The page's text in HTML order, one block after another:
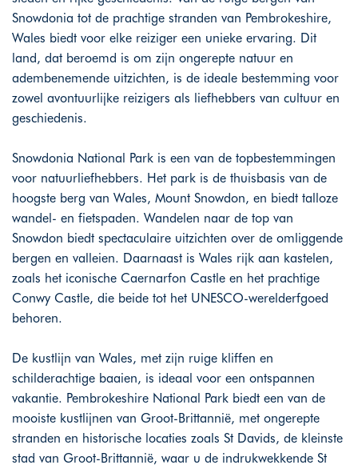
Snowdonia tot de prachtige stranden van Pembrokeshire,
Wales biedt voor elke reiziger een unieke ervaring. Dit
land, dat beroemd is om zijn ongerepte natuur en
adembenemende uitzichten, is de ideale bestemming voor
zowel avontuurlijke reizigers als liefhebbers van cultuur en
geschiedenis.
Snowdonia National Park is een van de topbestemmingen
voor natuurliefhebbers. Het park is de thuisbasis van de
hoogste berg van Wales, Mount Snowdon, en biedt talloze
wandel- en fietspaden. Wandelen naar de top van
Snowdon biedt spectaculaire uitzichten over de omliggende
bergen en valleien. Daarnaast is Wales rijk aan kastelen,
zoals het iconische Caernarfon Castle en het prachtige
Conwy Castle, die beide tot het UNESCO-werelderfgoed
behoren.
De kustlijn van Wales, met zijn ruige kliffen en
schilderachtige baaien, is ideaal voor een ontspannen
vakantie. Pembrokeshire National Park biedt een van de
mooiste kustlijnen van Groot-Brittannië, met ongerepte
stranden en historische locaties zoals St Davids, de kleinste
stad van Groot-Brittannië, waar u de indrukwekkende St